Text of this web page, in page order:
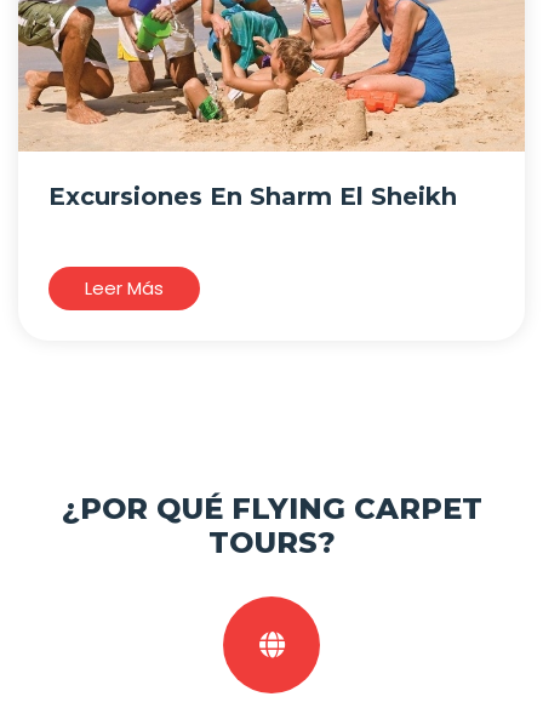
Excursiones En Sharm El Sheikh
Leer Más
¿POR QUÉ FLYING CARPET
TOURS?